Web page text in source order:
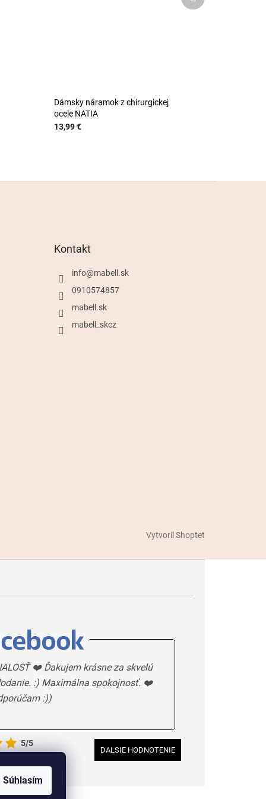
Súhlasím
Dámsky náramok z chirurgickej
ocele NATIA
13,99 €
Kontakt
info@mabell.sk
0910574857
mabell.sk
mabell_skcz
Vytvoril Shoptet
❤️ Ďakujem krásne za skvelú
:) Maximálna spokojnosť. ❤️
:))
5/5
DALSIE HODNOTENIE